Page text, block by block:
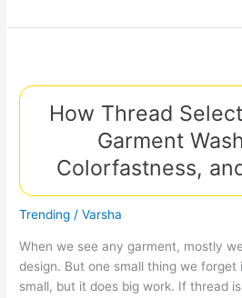
for
সম্পর্ক
How Thread
Garment
Colorfastness,
Trending /Varsha
When we see any garment, mostly
design. But one small thing we forget
small, but it does big work. If thread